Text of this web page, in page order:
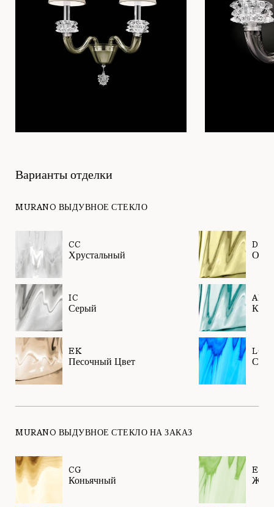
Варианты отделки
MURANO ВЫДУВНОЕ СТЕКЛО
CC
Хрустальный
IC
Серый
EK
Песочный Цвет
DK
AK
LQ
MURANO ВЫДУВНОЕ СТЕКЛО НА ЗАКАЗ
CG
Коньячный
EL